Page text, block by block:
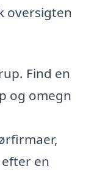
oversigten
Find en
og omegn
en